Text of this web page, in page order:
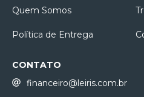
Quem Somos
Política de Entrega
CONTATO
financeiro@leiris.com.br